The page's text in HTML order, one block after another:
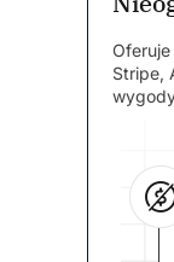
Oferuje
Stripe,